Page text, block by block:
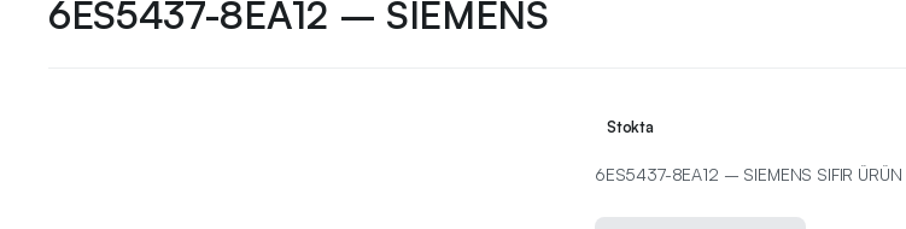
6ES5437-8EA12 – SIEMENS
Stokta
6ES5437-8EA12 – SIEMENS SIFIR ÜRÜN